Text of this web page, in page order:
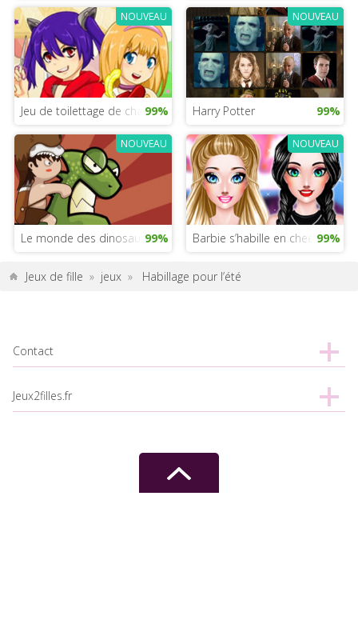
NOUVEAU
Jeu de toilettage de chatons
99%
NOUVEAU
Harry Potter 99%
NOUVEAU
Le monde des dinosaures99%
NOUVEAU
Barbie s’habille en cheerleader
99%
Jeux de fille » jeux » Habillage pour l’été
Contact
Jeux2filles.fr